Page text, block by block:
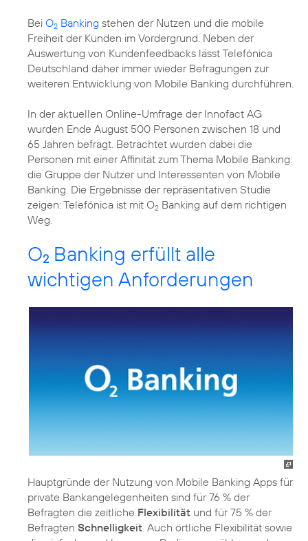
Bei O2 Banking stehen der Nutzen und die mobile
Freiheit der Kunden im Vordergrund. Neben der
Auswertung von Kundenfeedbacks lässt Telefónica
Deutschland daher immer wieder Befragungen zur
weiteren Entwicklung von Mobile Banking durchführen.
In der aktuellen Online-Umfrage der Innofact AG
wurden Ende August 500 Personen zwischen 18 und
65 Jahren befragt. Betrachtet wurden dabei die
Personen mit einer Affinität zum Thema Mobile Banking:
die Gruppe der Nutzer und Interessenten von Mobile
Banking. Die Ergebnisse der repräsentativen Studie
zeigen: Telefónica ist mit O2 Banking auf dem richtigen
Weg.
O2 Banking erfüllt alle
wichtigen Anforderungen
Hauptgründe der Nutzung von Mobile Banking Apps für
private Bankangelegenheiten sind für 76 % der
Befragten die zeitliche Flexibilität und für 75 % der
Befragten Schnelligkeit. Auch örtliche Flexibilität sowie